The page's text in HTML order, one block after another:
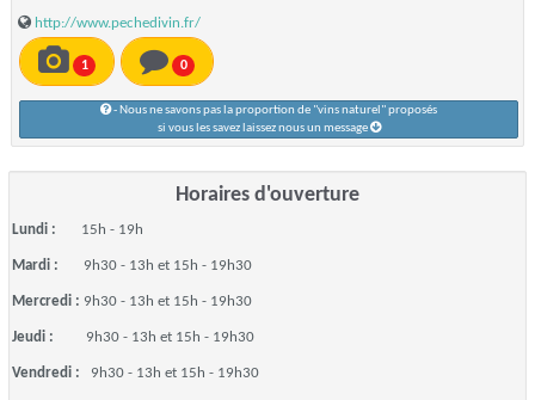
http://www.pechedivin.fr/
1 0
- Nous ne savons pas la proportion de "vins naturel" proposés
si vous les savez laissez nous un message
Horaires d'ouverture
Lundi : 15h - 19h
Mardi : 9h30 - 13h et 15h - 19h30
Mercredi : 9h30 - 13h et 15h - 19h30
Jeudi : 9h30 - 13h et 15h - 19h30
Vendredi : 9h30 - 13h et 15h - 19h30